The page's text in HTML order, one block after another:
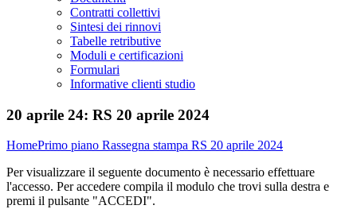
Contratti collettivi
Sintesi dei rinnovi
Tabelle retributive
Moduli e certificazioni
Formulari
Informative clienti studio
20 aprile 24: RS 20 aprile 2024
HomePrimo piano Rassegna stampa RS 20 aprile 2024
Per visualizzare il seguente documento è necessario effettuare
l'accesso. Per accedere compila il modulo che trovi sulla destra e
premi il pulsante "ACCEDI".